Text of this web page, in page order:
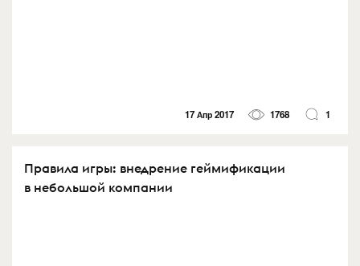
17 Апр 2017 1768 1
Правила игры: внедрение геймификации
в небольшой компании